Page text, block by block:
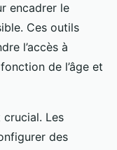
encadrer le
Ces outils
l’accès à
de l’âge et
Les
des